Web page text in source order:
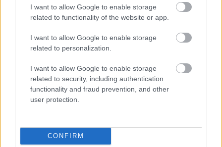
I want to allow Google to enable storage
related to functionality of the website or app.
I want to allow Google to enable storage
related to personalization.
I want to allow Google to enable storage
related to security, including authentication
functionality and fraud prevention, and other
user protection.
CONFIRM
Már a Volkswagen
biztos